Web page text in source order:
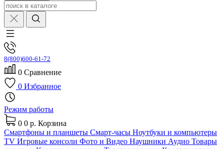
8(800)600-61-72
0 Сравнение
0 Избранное
Режим работы
0 0 р. Корзина
Смартфоны и планшеты Смарт-часы Ноутбуки и компьютеры
TV Игровые консоли Фото и Видео Наушники Аудио Товары